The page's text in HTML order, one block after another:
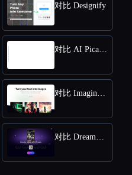
对比 Designify